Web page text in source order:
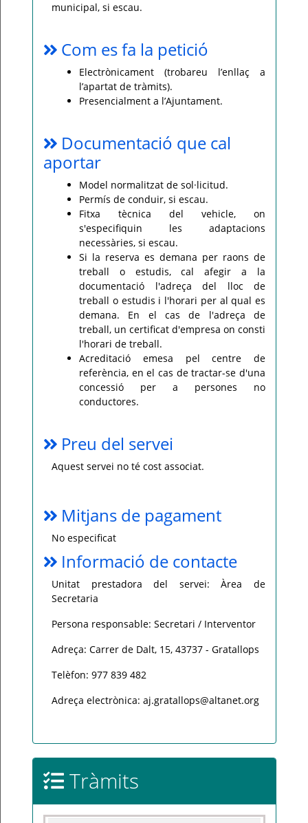
municipal, si escau.
Com es fa la petició
Electrònicament (trobareu l’enllaç a
l’apartat de tràmits).
Presencialment a l’Ajuntament.
Documentació que cal
aportar
Model normalitzat de sol·licitud.
Permís de conduir, si escau.
Fitxa tècnica del vehicle, on
s'especifiquin les adaptacions
necessàries, si escau.
Si la reserva es demana per raons de
treball o estudis, cal afegir a la
documentació l'adreça del lloc de
treball o estudis i l'horari per al qual es
demana. En el cas de l'adreça de
treball, un certificat d'empresa on consti
l'horari de treball.
Acreditació emesa pel centre de
referència, en el cas de tractar-se d'una
concessió per a persones no
conductores.
Preu del servei
Aquest servei no té cost associat.
Mitjans de pagament
No especificat
Informació de contacte
Unitat prestadora del servei: Àrea de
Secretaria
Persona responsable: Secretari / Interventor
Adreça: Carrer de Dalt, 15, 43737 - Gratallops
Telèfon: 977 839 482
Adreça electrònica: aj.gratallops@altanet.org
Tràmits